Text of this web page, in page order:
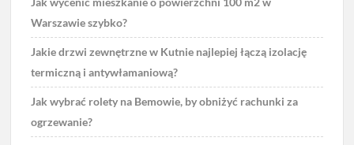
Warszawie szybko?
Jakie drzwi zewnętrzne w Kutnie najlepiej łączą izolację
termiczną i antywłamaniową?
Jak wybrać rolety na Bemowie, by obniżyć rachunki za
ogrzewanie?